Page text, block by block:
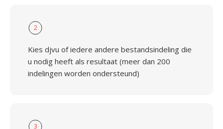
2
Kies djvu of iedere andere bestandsindeling die
u nodig heeft als resultaat (meer dan 200
indelingen worden ondersteund)
3